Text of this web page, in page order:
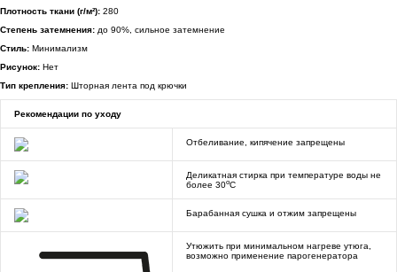
Плотность ткани (г/м²): 280
Степень затемнения: до 90%, сильное затемнение
Стиль: Минимализм
Рисунок: Нет
Тип крепления: Шторная лента под крючки
Рекомендации по уходу
Отбеливание, кипячение запрещены
Деликатная стирка при температуре воды не
более 30oC
Барабанная сушка и отжим запрещены
Утюжить при минимальном нагреве утюга,
возможно применение парогенератора